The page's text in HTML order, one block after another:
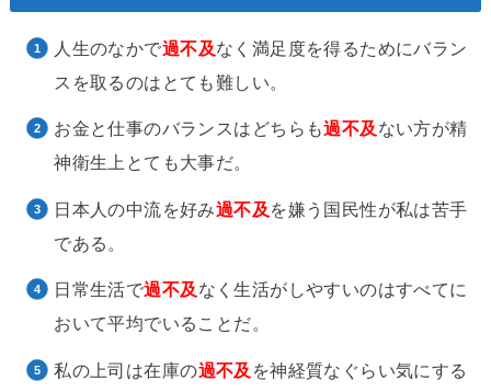
人生のなかで過不及なく満足度を得るためにバラン
スを取るのはとても難しい。
お金と仕事のバランスはどちらも過不及 ない方が精
神衛生上とても大事だ。
日本人の中流を好み過不及 を嫌う国民性が私は苦手
である。
日常生活で過不及 なく生活がしやすいのはすべてに
おいて平均でいることだ。
私の上司は在庫の過不及 を神経質なぐらい気にする